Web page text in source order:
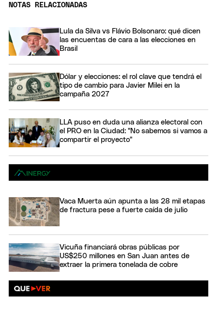
NOTAS RELACIONADAS
Lula da Silva vs Flávio Bolsonaro: qué dicen
las encuentas de cara a las elecciones en
Brasil
Dólar y elecciones: el rol clave que tendrá el
tipo de cambio para Javier Milei en la
campaña 2027
LLA puso en duda una alianza electoral con
el PRO en la Ciudad: "No sabemos si vamos a
compartir el proyecto"
Vaca Muerta aún apunta a las 28 mil etapas
de fractura pese a fuerte caída de julio
Vicuña financiará obras públicas por
US$250 millones en San Juan antes de
extraer la primera tonelada de cobre